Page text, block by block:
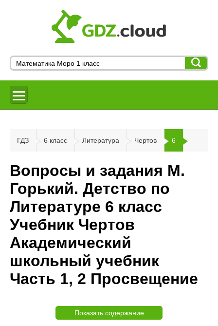
ГДЗ 6 класс Литература Чертов 6
Вопросы и задания М.
Горький. Детство по
Литературе 6 класс
Учебник Чертов
Академический
школьный учебник
Часть 1, 2 Просвещение
Показать содержание